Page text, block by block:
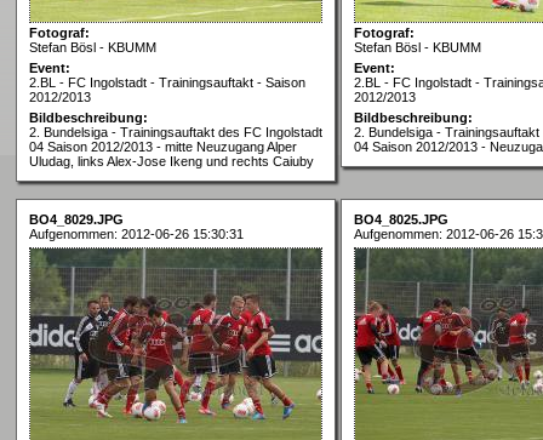
Fotograf:
Stefan Bösl - KBUMM
Event:
2.BL - FC Ingolstadt - Trainingsauftakt - Saison
2012/2013
Bildbeschreibung:
2. Bundelsiga - Trainingsauftakt des FC Ingolstadt
04 Saison 2012/2013 - mitte Neuzugang Alper
Uludag, links Alex-Jose Ikeng und rechts Caiuby
Fotograf:
Stefan Bösl - KBUMM
Event:
2.BL - FC Ingolstadt -
2012/2013
Bildbeschreibung:
2. Bundelsiga -
04 Saison 2012/2013 -
BO4_8029.JPG
Aufgenommen: 2012-06-26 15:30:31
BO4_8025.JPG
Aufgenommen: 2012-06-26